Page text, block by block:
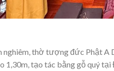
thờ tượng đức Phật A
1,30m, tạo tác bằng gỗ quý